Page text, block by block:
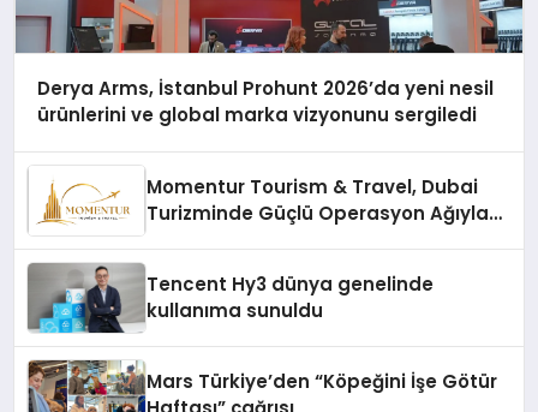
Derya Arms, İstanbul Prohunt 2026’da yeni nesil
ürünlerini ve global marka vizyonunu sergiledi
Momentur Tourism & Travel, Dubai
Turizminde Güçlü Operasyon Ağıyla
Tencent Hy3 dünya genelinde
kullanıma sunuldu
Mars Türkiye’den “Köpeğini İşe Götür